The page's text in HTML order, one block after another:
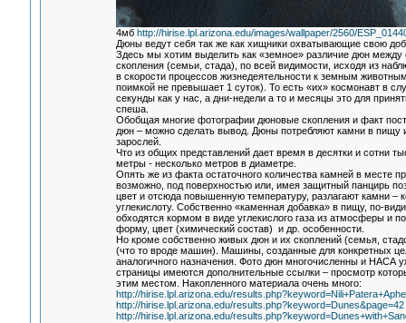
4мб http://hirise.lpl.arizona.edu/images/wallpaper/2560/
Дюны ведут себя так же как хищники охватывающие свою
Здесь мы хотим выделить как «земное» различие дюн между
скопления (семьи, стада), по всей видимости, исходя из
в скорости процессов жизнедеятельности к земным
поимкой не превышает 1 суток). То есть «их» космонавт в
секунды как у нас, а дни-недели а то и месяцы это для
спеша.
Обобщая многие фотографии дюновые скопления и факт
дюн – можно сделать вывод. Дюны потребляют камни в пищу
зарослей.
Что из общих представлений дает время в десятки и сотни
метры - несколько метров в диаметре.
Опять же из факта остаточного количества камней в месте
возможно, под поверхностью или, имея защитный панцирь
цвет и отсюда повышенную температуру, разлагают камни –
углекислоту. Собственно «каменная добавка» в пищу, по-
обходятся кормом в виде углекислого газа из атмосферы и
форму, цвет (химический состав) и др. особенности.
Но кроме собственно живых дюн и их скоплений (семья,
(что то вроде машин). Машины, созданные для конкретных
аналогичного назначения. Фото дюн многочисленны и НАСА
страницы имеются дополнительные ссылки – просмотр
этим местом. Накопленного материала очень много:
http://hirise.lpl.arizona.edu/
http://hirise.lpl.arizona.edu/results.php?keyword=Dunes&page=42
http://hirise.lpl.arizona.edu/